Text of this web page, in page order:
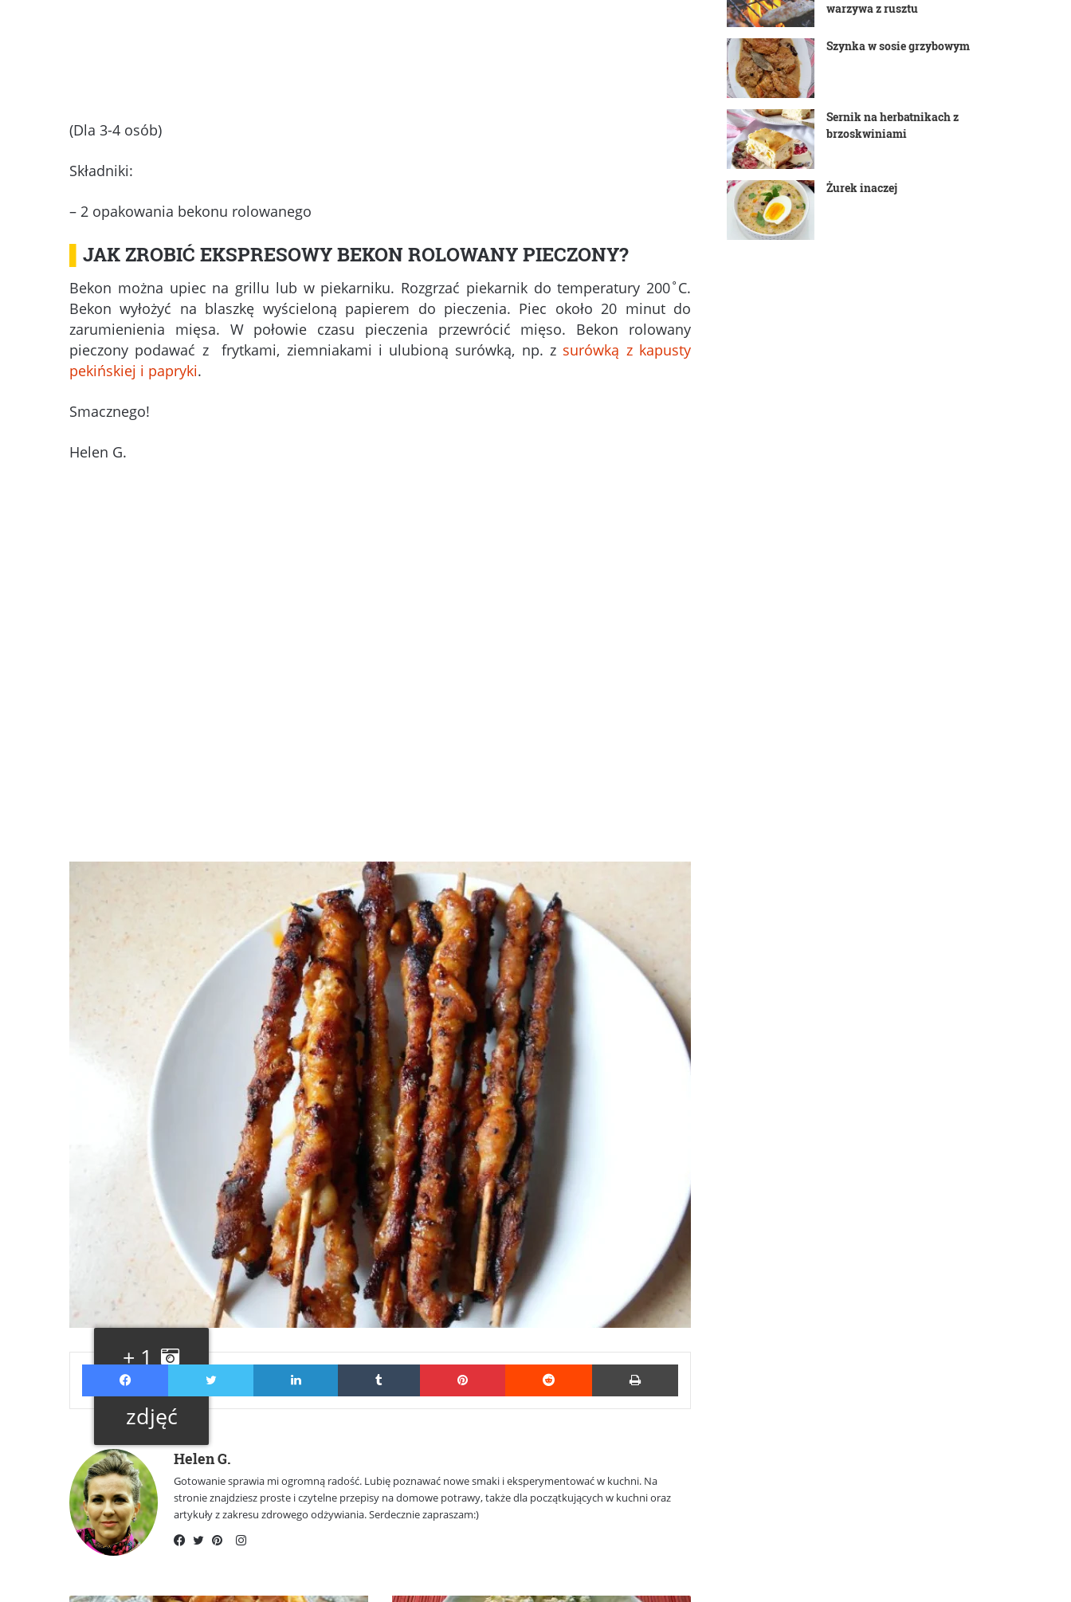
(Dla 3-4 osób)
Składniki:
– 2 opakowania bekonu rolowanego
JAK ZROBIĆ EKSPRESOWY BEKON ROLOWANY PIECZONY?
Bekon można upiec na grillu lub w piekarniku. Rozgrzać piekarnik do temperatury 200˚C.
Bekon wyłożyć na blaszkę wyścieloną papierem do pieczenia. Piec około 20 minut do
zarumienienia mięsa. W połowie czasu pieczenia przewrócić mięso. Bekon rolowany
pieczony podawać z frytkami, ziemniakami i ulubioną surówką, np. z surówką z kapusty
pekińskiej i papryki.
Smacznego!
Helen G.
+ 1
Galeria
zdjęć
Facebook Twitter LinkedIn Tumblr Pinterest Reddit Print
Helen G.
Gotowanie sprawia mi ogromną radość. Lubię poznawać nowe smaki i eksperymentować w kuchni. Na
stronie znajdziesz proste i czytelne przepisy na domowe potrawy, także dla początkujących w kuchni oraz
artykuły z zakresu zdrowego odżywiania. Serdecznie zapraszam:)
Instagram
warzywa z rusztu
Szynka w sosie grzybowym
Sernik na herbatnikach z
brzoskwiniami
Żurek inaczej